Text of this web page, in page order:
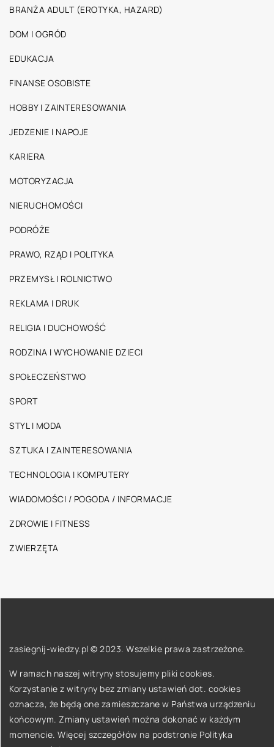
BRANŻA ADULT (EROTYKA, HAZARD)
DOM I OGRÓD
EDUKACJA
FINANSE OSOBISTE
HOBBY I ZAINTERESOWANIA
JEDZENIE I NAPOJE
KARIERA
MOTORYZACJA
NIERUCHOMOŚCI
PODRÓŻE
PRAWO, RZĄD I POLITYKA
PRZEMYSŁ I ROLNICTWO
REKLAMA I DRUK
RELIGIA I DUCHOWOŚĆ
RODZINA I WYCHOWANIE DZIECI
SPOŁECZEŃSTWO
SPORT
STYL I MODA
SZTUKA I ZAINTERESOWANIA
TECHNOLOGIA I KOMPUTERY
WIADOMOŚCI / POGODA / INFORMACJE
ZDROWIE I FITNESS
ZWIERZĘTA
zasiegnij-wiedzy.pl © 2023. Wszelkie prawa zastrzeżone.
W ramach naszej witryny stosujemy pliki cookies.
Korzystanie z witryny bez zmiany ustawień dot. cookies
oznacza, że będą one zamieszczane w Państwa urządzeniu
końcowym. Zmiany ustawień można dokonać w każdym
momencie. Więcej szczegółów na podstronie Polityka